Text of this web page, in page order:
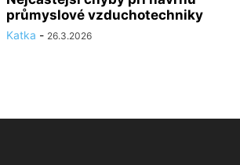
průmyslové vzduchotechniky
Katka - 26.3.2026